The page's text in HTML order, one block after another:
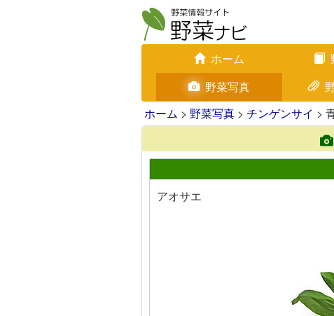
ホーム
野菜写真
ホーム > 野菜写真 > チンゲンサイ >
アオサエ